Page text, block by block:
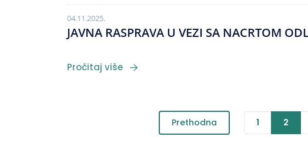
04.11.2025.
JAVNA RASPRAVA U VEZI SA NACRTOM
Pročitaj više
Prethodna 1 2